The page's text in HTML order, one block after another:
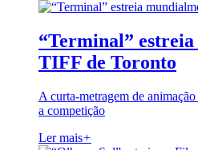
“Terminal”
TIFF de Toronto
A curta-metragem de
a competição
Ler mais+